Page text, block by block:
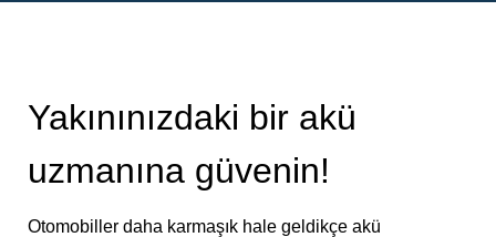
Yakınınızdaki bir akü
uzmanına güvenin!
Otomobiller daha karmaşık hale geldikçe akü